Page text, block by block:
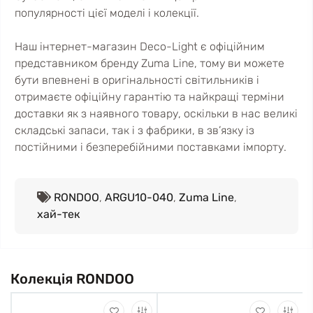
популярності цієї моделі і колекції.
Наш інтернет-магазин Deco-Light є офіційним
представником бренду Zuma Line, тому ви можете
бути впевнені в оригінальності світильників і
отримаєте офіційну гарантію та найкращі терміни
доставки як з наявного товару, оскільки в нас великі
складські запаси, так і з фабрики, в зв’язку із
постійними і безперебійними поставками імпорту.
RONDOO, ARGU10-040, Zuma Line,
хай-тек
Колекція RONDOO